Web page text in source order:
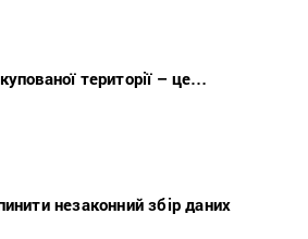
території – це…
незаконний збір даних